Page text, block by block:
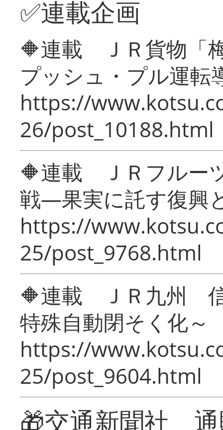
✅連載企画
🔶連載 ＪＲ貨物「
プッシュ・プル運転
https://
26/post_10188.html
🔶連載 ＪＲフルー
戦―果実に託す復興
https://
25/post_9768.html
🔶連載 ＪＲ九州 信
特殊自動閉そく化～
https://
25/post_9604.html
🎁交通新聞社